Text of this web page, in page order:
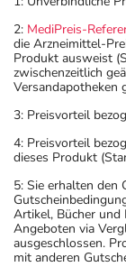
2: MediPreis-
die Arzneimittel-
Produkt ausweist
zwischenzeitlich
Versandapotheken
3: Preisvorteil
4: Preisvorteil
dieses Produkt
5: Sie erhalten den
Artikel, Bücher und
Angeboten via
ausgeschlossen.
mit anderen